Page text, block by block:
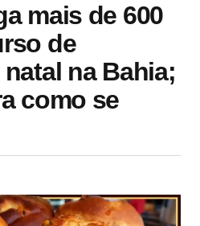
mais de 600
de
na Bahia;
como se